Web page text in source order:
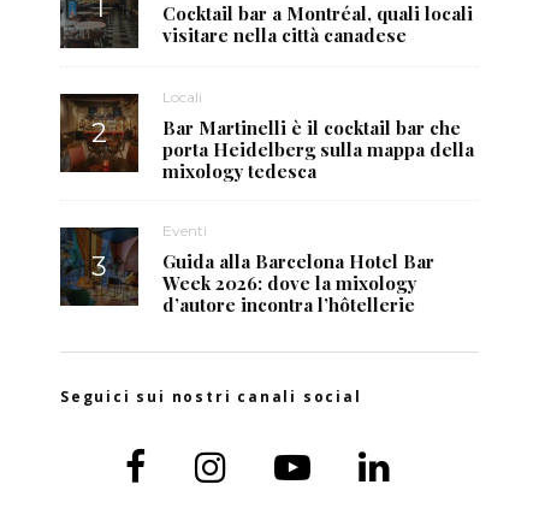
Cocktail bar a Montréal, quali locali
visitare nella città canadese
Locali
Bar Martinelli è il cocktail bar che
porta Heidelberg sulla mappa della
mixology tedesca
Eventi
Guida alla Barcelona Hotel Bar
Week 2026: dove la mixology
d’autore incontra l’hôtellerie
Seguici sui nostri canali social